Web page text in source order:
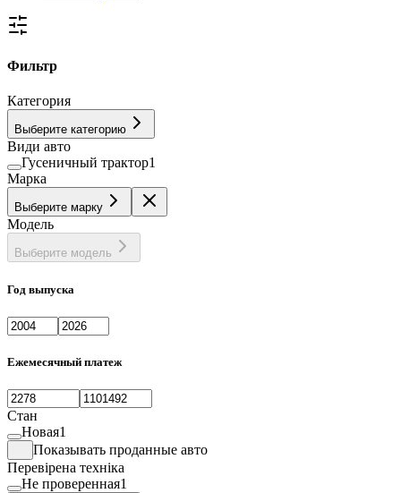
Фильтр
Категория
Выберите категорию
Види авто
Гусеничный трактор1
Марка
Выберите марку
Модель
Выберите модель
Год выпуска
Ежемесячный платеж
Стан
Новая1
Показывать проданные авто
Перевірена техніка
Не проверенная1